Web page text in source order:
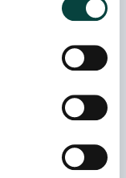
DI LENZI R.